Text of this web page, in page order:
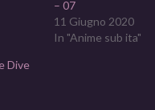
– 07
11 Giugno 2020
In "Anime sub ita"
Dive